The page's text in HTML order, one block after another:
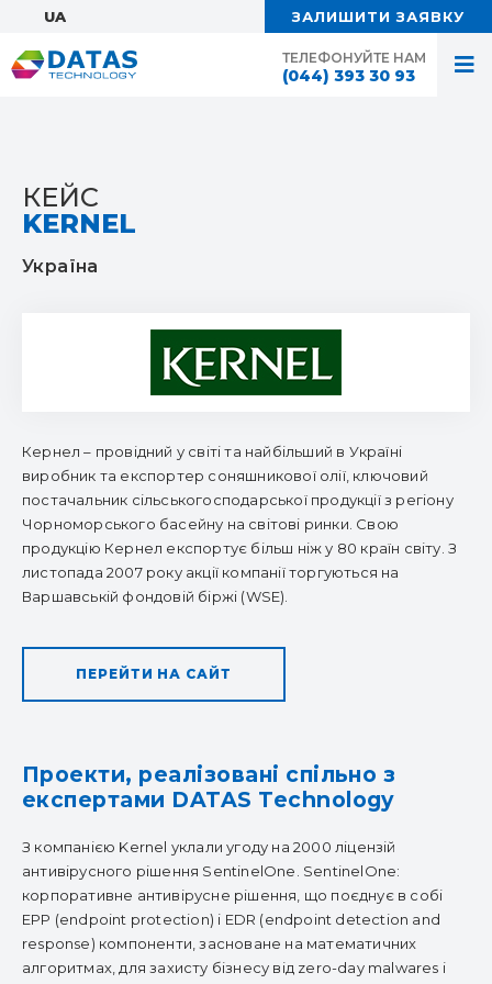
ТЕЛЕФОНУЙТЕ НАМ
(044) 393 30 93
UA: ЗАЛИШИТИ ЗАЯВКУ
КЕЙС
KERNEL
Україна
Кернел – провідний у світі та найбільший в Україні
виробник та експортер соняшникової олії, ключовий
постачальник сільськогосподарської продукції з регіону
Чорноморського басейну на світові ринки. Свою
продукцію Кернел експортує більш ніж у 80 країн світу. З
листопада 2007 року акції компанії торгуються на
Варшавській фондовій біржі (WSE).
ПЕРЕЙТИ НА САЙТ
Проекти, реалізовані спільно з
експертами DATAS Technology
З компанією Kernel уклали угоду на 2000 ліцензій
антивірусного рішення SentinelOne. SentinelOne:
корпоративне антивірусне рішення, що поєднує в собі
EPP (endpoint protection) і EDR (endpoint detection and
response) компоненти, засноване на математичних
алгоритмах, для захисту бізнесу від zero-day malwares і